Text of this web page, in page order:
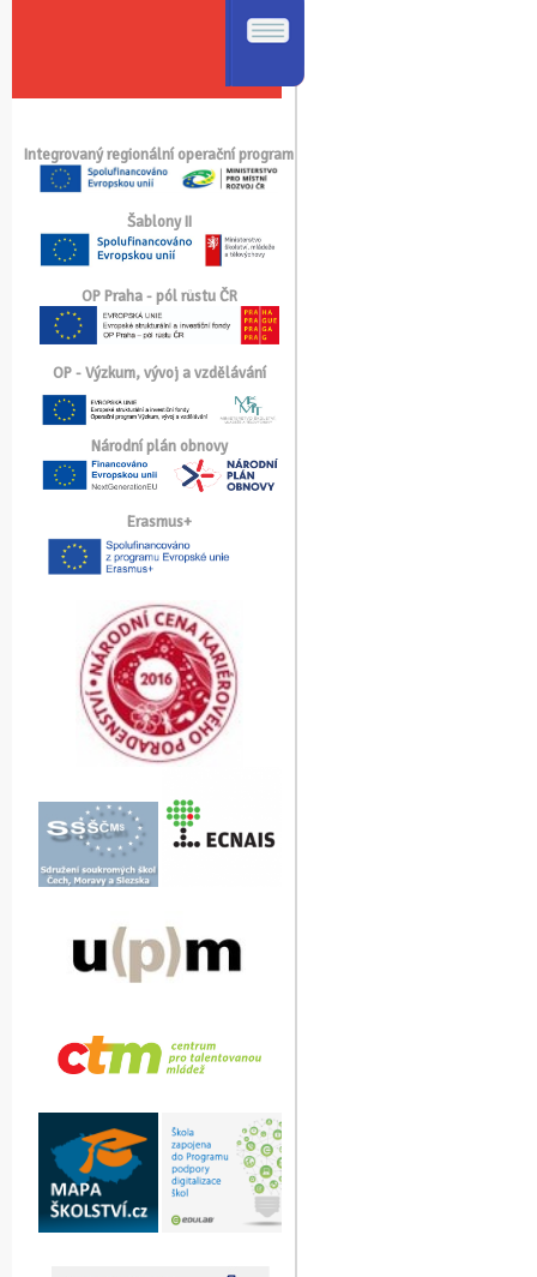
Integrovaný regionální operační program
Šablony II
OP Praha - pól růstu ČR
OP - Výzkum, vývoj a vzdělávání
Národní plán obnovy
Erasmus+